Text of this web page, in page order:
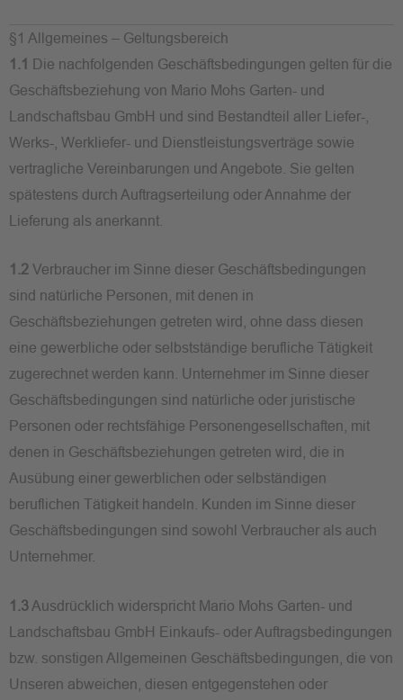
§1 Allgemeines – Geltungsbereich
1.1 Die nachfolgenden Geschäftsbedingungen gelten für die
Geschäftsbeziehung von Mario Mohs Garten- und
Landschaftsbau GmbH und sind Bestandteil aller Liefer-,
Werks-, Werkliefer- und Dienstleistungsverträge sowie
vertragliche Vereinbarungen und Angebote. Sie gelten
spätestens durch Auftragserteilung oder Annahme der
Lieferung als anerkannt.
1.2 Verbraucher im Sinne dieser Geschäftsbedingungen
sind natürliche Personen, mit denen in
Geschäftsbeziehungen getreten wird, ohne dass diesen
eine gewerbliche oder selbstständige berufliche Tätigkeit
zugerechnet werden kann. Unternehmer im Sinne dieser
Geschäftsbedingungen sind natürliche oder juristische
Personen oder rechtsfähige Personengesellschaften, mit
denen in Geschäftsbeziehungen getreten wird, die in
Ausübung einer gewerblichen oder selbständigen
beruflichen Tätigkeit handeln. Kunden im Sinne dieser
Geschäftsbedingungen sind sowohl Verbraucher als auch
Unternehmer.
1.3 Ausdrücklich widerspricht Mario Mohs Garten- und
Landschaftsbau GmbH Einkaufs- oder Auftragsbedingungen
bzw. sonstigen Allgemeinen Geschäftsbedingungen, die von
Unseren abweichen, diesen entgegenstehen oder